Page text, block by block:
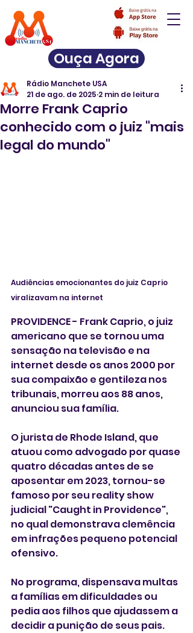
Ouça Agora
Morre Frank Caprio
conhecido com o juiz "mais
legal do mundo"
Rádio Manchete USA
21 de ago. de 2025 2 min de leitura
Audiências emocionantes do juiz Caprio
viralizavam na internet
PROVIDENCE - Frank Caprio, o juiz
americano que se tornou uma
sensação na televisão e na
internet desde os anos 2000 por
sua compaixão e gentileza nos
tribunais, morreu aos 88 anos,
anunciou sua família.
O jurista de Rhode Island, que
atuou como advogado por quase
quatro décadas antes de se
aposentar em 2023, tornou-se
famoso por seu reality show
judicial "Caught in Providence",
no qual demonstrava clemência
em infrações pequeno potencial
ofensivo.
No programa, dispensava multas
a famílias em dificuldades ou
pedia aos filhos que ajudassem a
decidir a punição de seus pais.